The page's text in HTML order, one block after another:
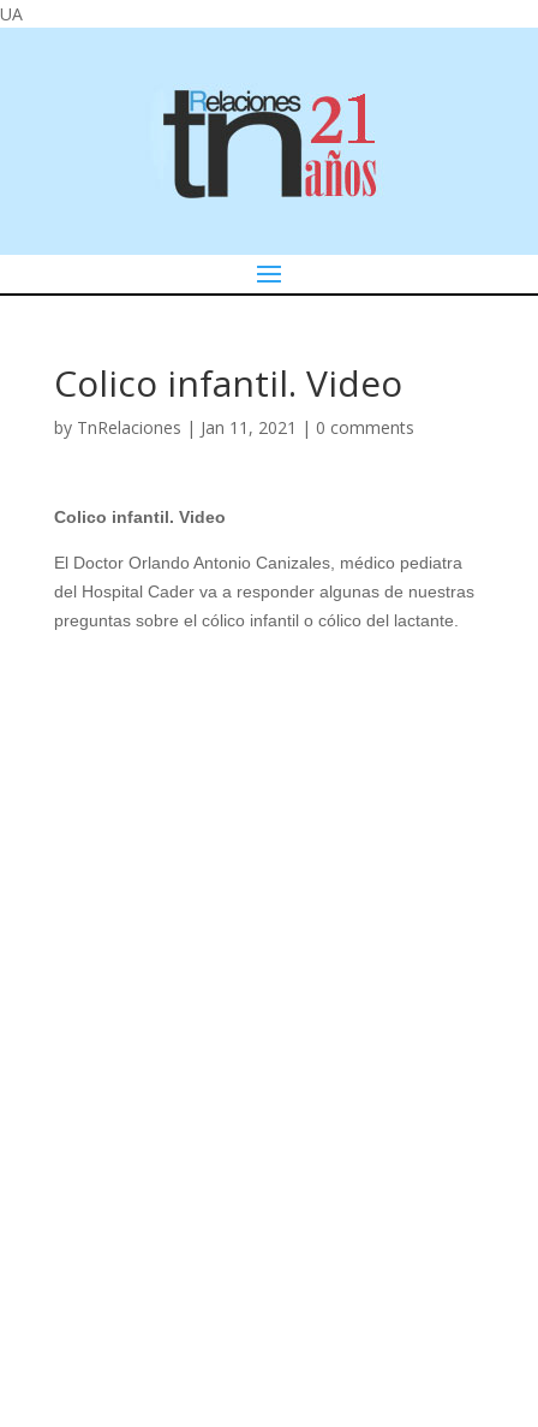
UA
Colico infantil. Video
by TnRelaciones | Jan 11, 2021 | 0 comments
Colico infantil. Video
El Doctor Orlando Antonio Canizales, médico pediatra
del Hospital Cader va a responder algunas de nuestras
preguntas sobre el cólico infantil o cólico del lactante.